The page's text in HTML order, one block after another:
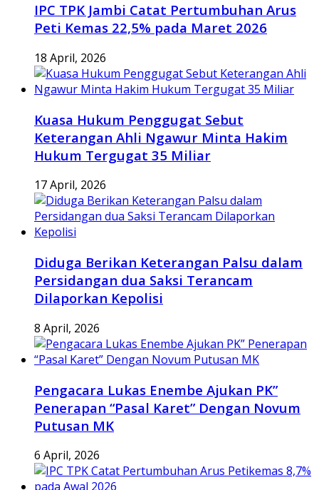
IPC TPK Jambi Catat Pertumbuhan Arus
Peti Kemas 22,5% pada Maret 2026
18 April, 2026
Kuasa Hukum Penggugat Sebut
Keterangan Ahli Ngawur Minta Hakim
Hukum Tergugat 35 Miliar
17 April, 2026
Diduga Berikan Keterangan Palsu dalam
Persidangan dua Saksi Terancam
Dilaporkan Kepolisi
8 April, 2026
Pengacara Lukas Enembe Ajukan PK”
Penerapan “Pasal Karet” Dengan Novum
Putusan MK
6 April, 2026